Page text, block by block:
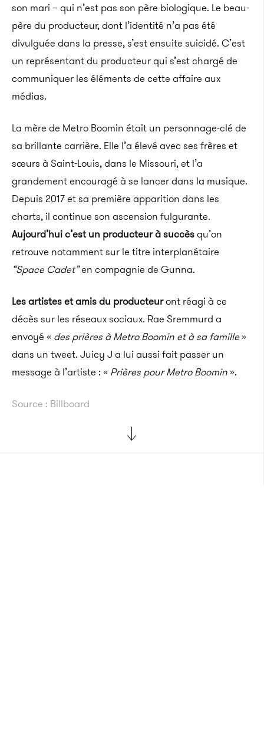
son mari – qui n’est pas son père biologique. Le beau-
père du producteur, dont l’identité n’a pas été
divulguée dans la presse, s’est ensuite suicidé. C’est
un représentant du producteur qui s’est chargé de
communiquer les éléments de cette affaire aux
médias.
La mère de Metro Boomin était un personnage-clé de
sa brillante carrière. Elle l’a élevé avec ses frères et
sœurs à Saint-Louis, dans le Missouri, et l’a
grandement encouragé à se lancer dans la musique.
Depuis 2017 et sa première apparition dans les
charts, il continue son ascension fulgurante.
Aujourd’hui c’est un producteur à succèsqu’on
retrouve notamment sur le titre interplanétaire
“Space Cadet”en compagnie de Gunna.
Les artistes et amis du producteuront réagi à ce
décès sur les réseaux sociaux. Rae Sremmurd a
envoyé « des prières à Metro Boomin et à sa famille»
dans un tweet. Juicy J a lui aussi fait passer un
message à l’artiste : « Prières pour Metro Boomin».
Source : Billboard